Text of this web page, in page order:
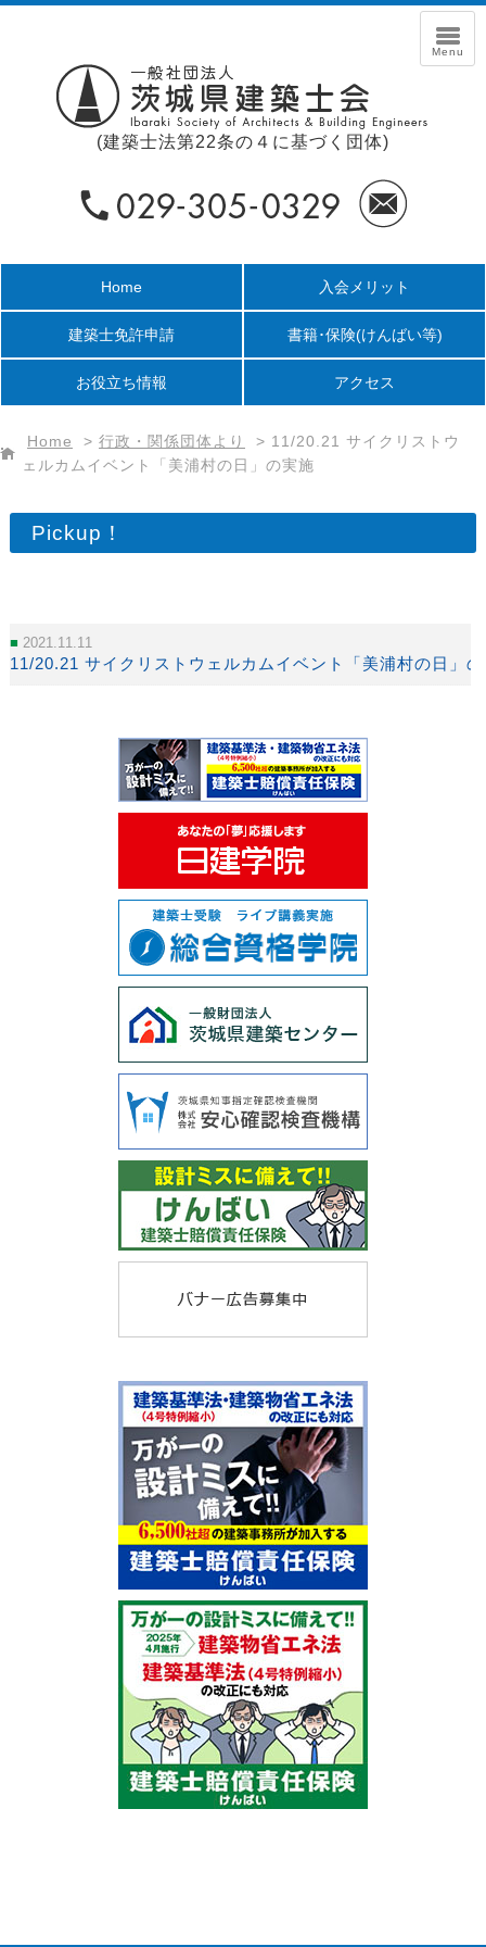
(建築士法第22条の４に基づく団体)
Home 入会メリット
建築士免許申請 書籍･保険(けんばい等)
お役立ち情報 アクセス
Home > 行政・関係団体より > 11/20.21 サイクリストウ
ェルカムイベント「美浦村の日」の実施
Pickup！
2021.11.11
11/20.21 サイクリストウェルカムイベント「美浦村の日」